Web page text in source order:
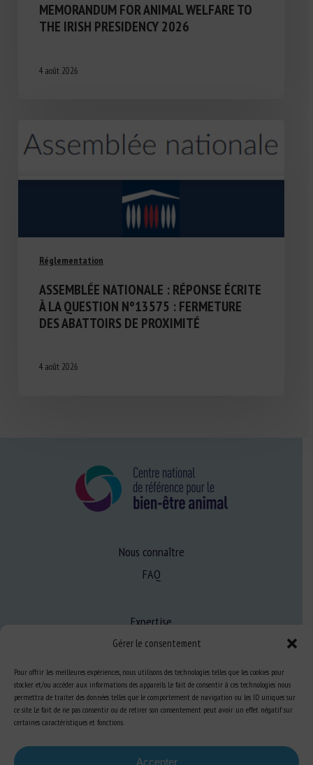
Gérer le consentement
Pour offrir les meilleures expériences, nous utilisons des technologies telles que les cookies pour
stocker et/ou accéder aux informations des appareils. Le fait de consentir à ces technologies nous
permettra de traiter des données telles que le comportement de navigation ou les ID uniques sur
ce site. Le fait de ne pas consentir ou de retirer son consentement peut avoir un effet négatif sur
certaines caractéristiques et fonctions.
Accepter
MEMORANDUM FOR ANIMAL WELFARE TO
THE IRISH PRESIDENCY 2026
4 août 2026
Réglementation
ASSEMBLÉE NATIONALE : RÉPONSE ÉCRITE
À LA QUESTION N°13575 : FERMETURE
DES ABATTOIRS DE PROXIMITÉ
4 août 2026
Nous connaître
FAQ
Expertise
S’informer sur le BEA
Se former au BEA